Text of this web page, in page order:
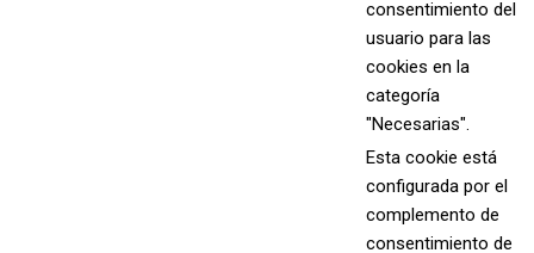
consentimiento del
usuario para las
cookies en la
categoría
"Necesarias".
Esta cookie está
configurada por el
complemento de
consentimiento de